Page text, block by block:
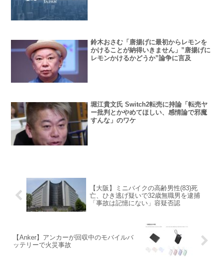
鈴木おさむ「唐揚げに最初からレモンを
かけることが納得いきません」”唐揚げに
レモンかけるかどうか”論争に言及
堀江貴文氏 Switch2転売に持論「転売ヤ
ー批判とかやめてほしい、感情論で邪魔
すんな」のワケ
【大阪】ミニバイクの高齢男性(83)死
亡、ひき逃げ疑いで32歳無職男を逮捕
「事故は記憶にない」容疑否認
【Anker】アンカーが回収中のモバイルバ
ッテリーで火災事故